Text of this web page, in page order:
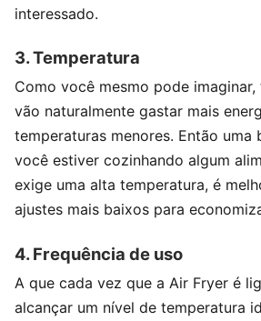
interessado.
3. Temperatura
Como você mesmo pode
vão naturalmente gastar mais
temperaturas menores. Então uma
você estiver cozinhando algum
exige uma alta temperatura, é
ajustes mais baixos para
4. Frequência de uso
A que cada vez que a Air Fryer é
alcançar um nível de temperatura